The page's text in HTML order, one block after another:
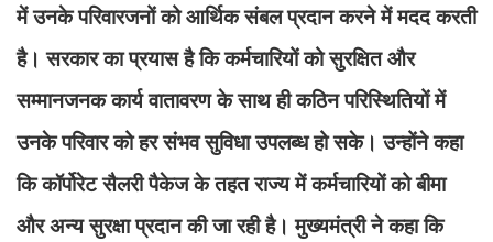
में उनके परिवारजनों को आर्थिक संबल प्रदान करने में मदद करती
है। सरकार का प्रयास है कि कर्मचारियों को सुरक्षित और
सम्मानजनक कार्य वातावरण के साथ ही कठिन परिस्थितियों में
उनके परिवार को हर संभव सुविधा उपलब्ध हो सके। उन्होंने कहा
कि कॉर्पोरेट सैलरी पैकेज के तहत राज्य में कर्मचारियों को बीमा
और अन्य सुरक्षा प्रदान की जा रही है। मुख्यमंत्री ने कहा कि